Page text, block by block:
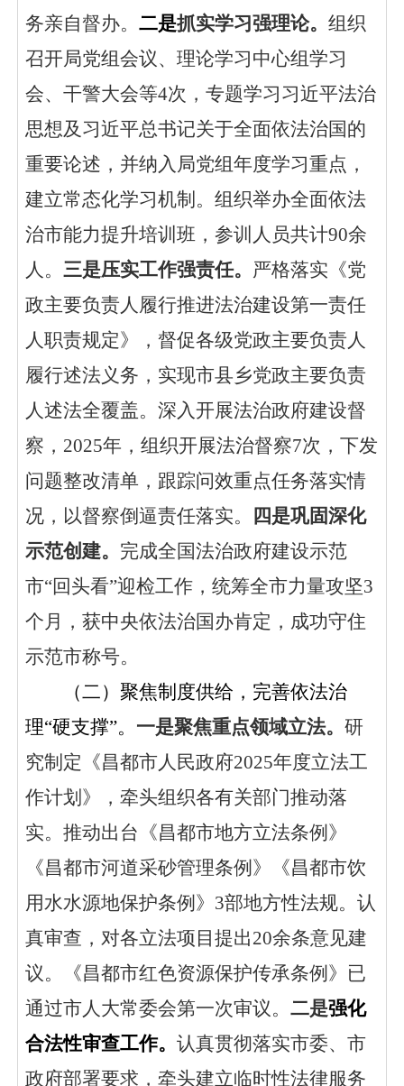
务亲自督办。 二是抓实学习强理论。 组织
召开局党组会议、理论学习中心组学习
会、干警大会等4次， 专题学习习近平法治
思想及习近平总书记关于全面依法治国的
重要论述， 并纳入 局党组年度学习重点，
建立常态化学习机制。 组织举办全面依法
治市能力提升培训班，参训人员共计90余
人。 三是压实工作强责任。 严格落实《党
政主要负责人履行推进法治建设第一责任
人职责规定》， 督促各级党政主要负责人
履行述法义务， 实现市县乡党政主要负责
人述法全覆盖。深入开展法治政府建设督
察， 2025年，组织开展法治督察7次，下发
问题整改清单， 跟踪问效重点任务落实情
况， 以督察倒逼责任落实。 四是巩固深化
示范创建。 完成全国法治政府建设示范
市“回头看”迎检工作，统筹全市力量攻坚3
个月，获中央依法治国办肯定，成功守住
示范市称号。
（二）聚焦制度供给，完善依法治
理“硬支撑”。 一是聚焦重点领域立法。 研
究制定《昌都市人民政府2025年度立法工
作计划》，牵头组织各有关部门推动落
实。推动出台《昌都市地方立法条例》
《昌都市河道采砂管理条例》《昌都市饮
用水水源地保护条例》 3部地方性法规。认
真审查，对各立法项目提出20余条意见建
议。《昌都市红色资源保护传承条例》已
通过市人大常委会第一次审议。 二是强化
合法性审查工作。 认真贯彻落实市委、市
政府部署要求，牵头建立临时性法律服务